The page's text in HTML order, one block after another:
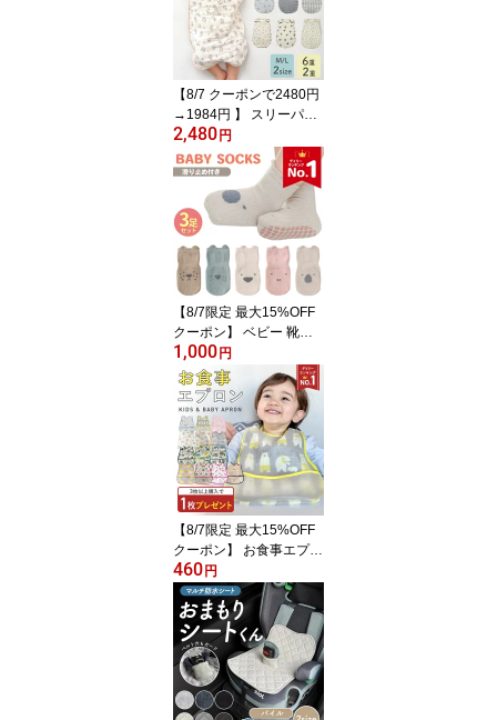
バスタオル ポンチョ 男
の子 女の子 キッズバス
ローブ フード付きバスタ
オル
【8/7 クーポンで2480円
→1984円 】 スリーパー
夏用 春 夏 ガーゼ キッズ
新生児 赤ちゃん 綿100 6
重 ブランケット ガーゼ
ケット 春夏 ベビー 小学
生 120cm 冬 130 2重ガ
ーゼ 春夏用 タオル 6重ガ
ーゼ 薄手 子供 3ヶ月 ベ
ビー服 男の子 女の子
2,480円
【8/7限定 最大15%OFF
クーポン】 ベビー 靴下
ベビー靴下 滑り止め ベ
ビーソックス 9-12 海外
長め 白 セット 女の子 春
夏 同じ セレモニー 脱げ
にくい ソックス 3足 福袋
3足セット 綿 コットン ア
ニマル 動物 くつ下 男の
子 転倒防止 キッズ靴下
1,000円
【8/7限定 最大15%OFF
クーポン】 お食事エプロ
ン 保育園 食事エプロン
離乳食 エプロン 食事用
エプロン お食事スタイ
防水 袖なし ベビー 赤ち
ゃん ビブ 半袖 スモック
入園準備 幼稚園 ポケッ
ト付き 女の子 男の子 食
べこぼし 子供 おしゃれ
460円